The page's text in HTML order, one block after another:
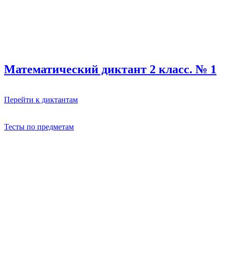
Математический диктант 2 класс. № 1
Перейти к диктантам
Тесты по предметам